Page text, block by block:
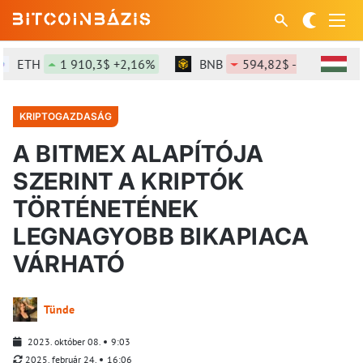
ETH 1 910,3$ +2,16% BNB 594,82$ -0,83%
KRIPTOGAZDASÁG
A BITMEX ALAPÍTÓJA
SZERINT A KRIPTÓK
TÖRTÉNETÉNEK
LEGNAGYOBB BIKAPIACA
VÁRHATÓ
Tünde
2023. október 08.
9:03
2025. február 24.
16:06